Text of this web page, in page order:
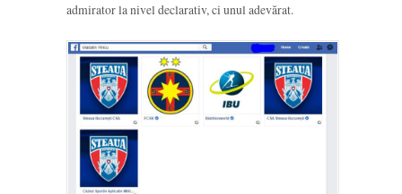
admirator la nivel declarativ, ci unul adevărat.